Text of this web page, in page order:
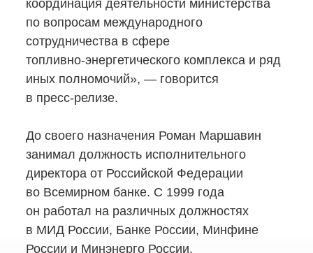
координация деятельности министерства
по вопросам международного
сотрудничества в сфере
топливно-энергетического комплекса и ряд
иных полномочий», — говорится
в пресс-релизе.
До своего назначения Роман Маршавин
занимал должность исполнительного
директора от Российской Федерации
во Всемирном банке. С 1999 года
он работал на различных должностях
в МИД России, Банке России, Минфине
России и Минэнерго России.